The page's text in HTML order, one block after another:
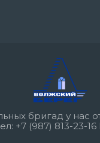
бригад у нас
+7 (987) 813-23-